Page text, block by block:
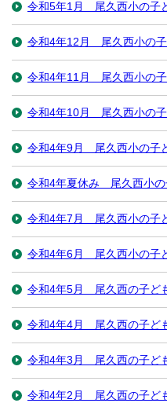
令和5年1月 尾久西小の子
令和4年12月 尾久西小の
令和4年11月 尾久西小の
令和4年10月 尾久西小の
令和4年9月 尾久西小の子
令和4年夏休み 尾久西小の
令和4年7月 尾久西小の子
令和4年6月 尾久西小の子
令和4年5月 尾久西の子ど
令和4年4月 尾久西の子ど
令和4年3月 尾久西の子ど
令和4年2月 尾久西の子ど